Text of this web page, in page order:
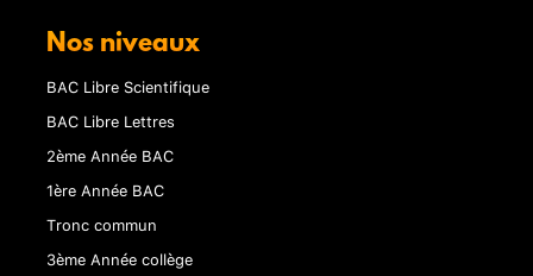
Nos niveaux
BAC Libre Scientifique
BAC Libre Lettres
2ème Année BAC
1ère Année BAC
Tronc commun
3ème Année collège